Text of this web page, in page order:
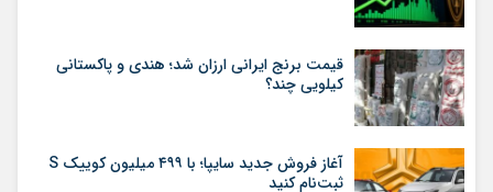
قیمت برنج ایرانی ارزان شد؛ هندی و پاکستانی
کیلویی چند؟
آغاز فروش جدید سایپا؛ با ۴۹۹ میلیون کوییک S
ثبت‌نام کنید